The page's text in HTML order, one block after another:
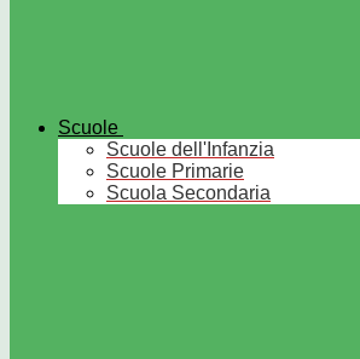
Scuole
Scuole dell'Infanzia
Scuole Primarie
Scuola Secondaria